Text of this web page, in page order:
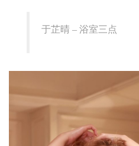
于芷晴 – 浴室三点